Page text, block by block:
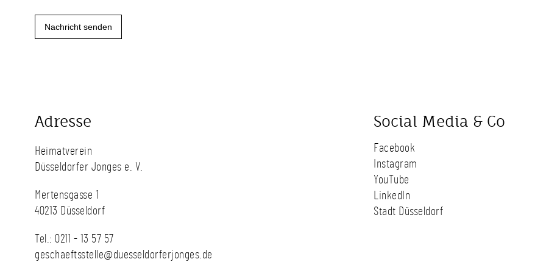
Adresse
Heimatverein
Düsseldorfer Jonges e. V.
Mertensgasse 1
40213 Düsseldorf
Tel.: 0211 - 13 57 57
geschaeftsstelle@duesseldorferjonges.de
Social Media & Co
Facebook
Instagram
YouTube
LinkedIn
Stadt Düsseldorf